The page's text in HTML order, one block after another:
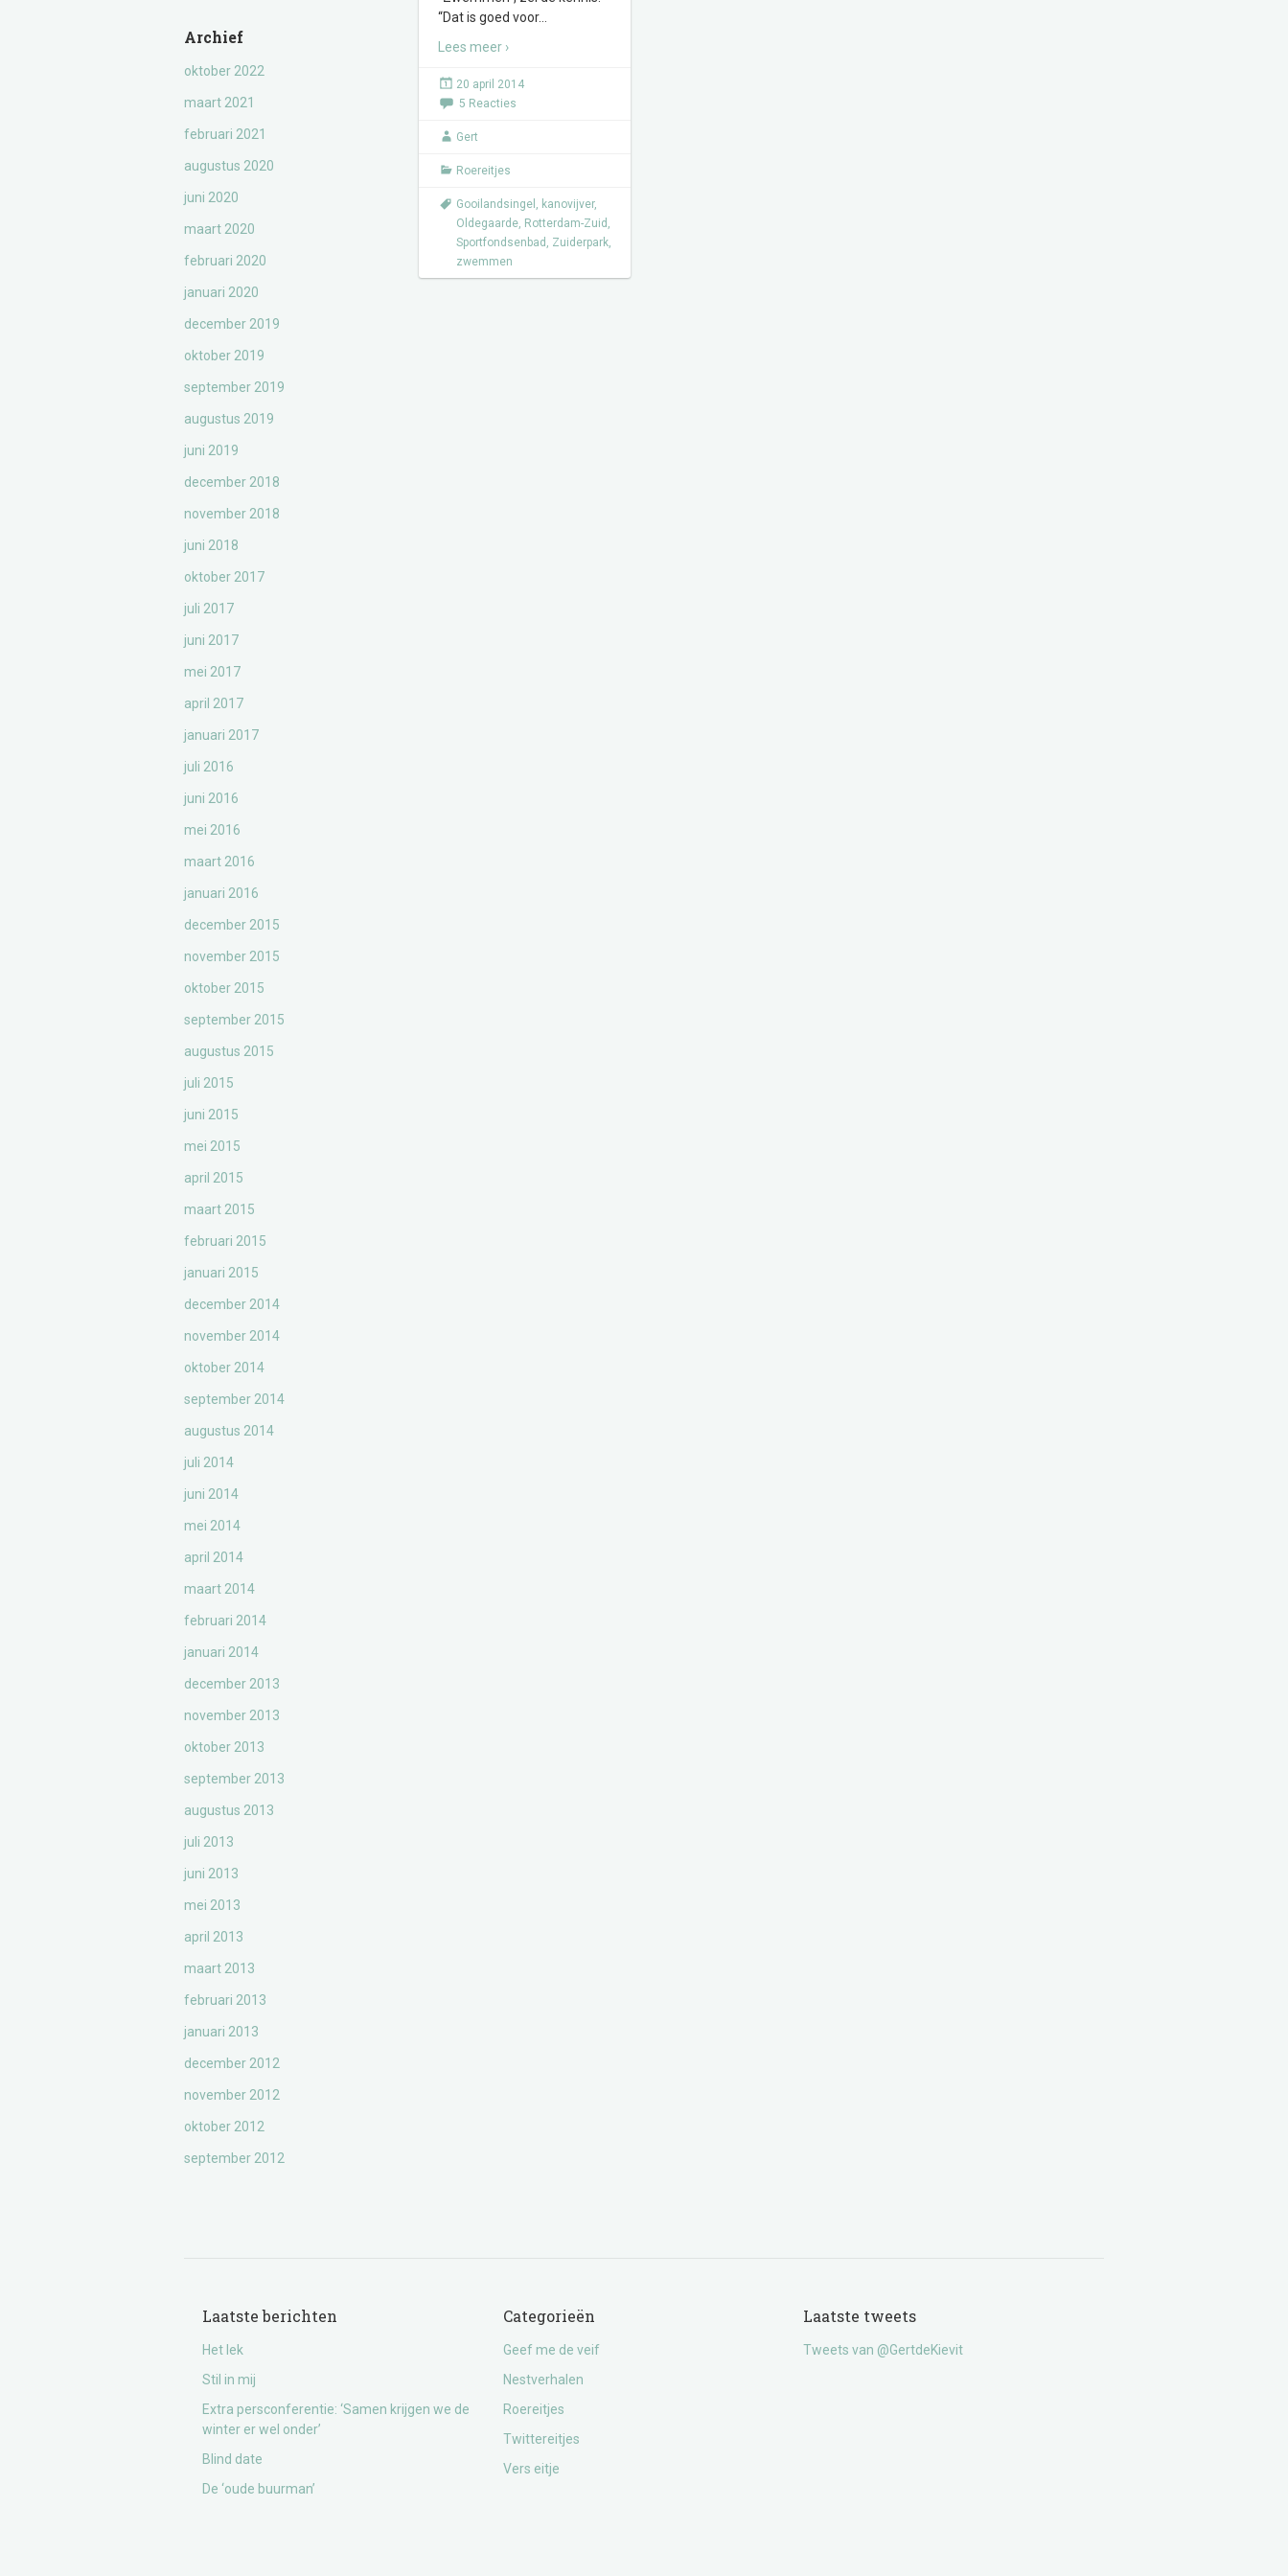
Archief
oktober 2022
maart 2021
februari 2021
augustus 2020
juni 2020
maart 2020
februari 2020
januari 2020
december 2019
oktober 2019
september 2019
augustus 2019
juni 2019
december 2018
november 2018
juni 2018
oktober 2017
juli 2017
juni 2017
mei 2017
april 2017
januari 2017
juli 2016
juni 2016
mei 2016
maart 2016
januari 2016
december 2015
november 2015
oktober 2015
september 2015
augustus 2015
juli 2015
juni 2015
mei 2015
april 2015
maart 2015
februari 2015
januari 2015
december 2014
november 2014
oktober 2014
september 2014
augustus 2014
juli 2014
juni 2014
mei 2014
april 2014
maart 2014
februari 2014
januari 2014
december 2013
november 2013
oktober 2013
september 2013
augustus 2013
juli 2013
juni 2013
mei 2013
april 2013
maart 2013
februari 2013
januari 2013
december 2012
november 2012
oktober 2012
september 2012
“Dat is goed voor…
Lees meer ›
20 april 2014
5 Reacties
Gert
Roereitjes
Gooilandsingel , kanovijver,
Oldegaarde, Rotterdam-Zuid ,
Sportfondsenbad , Zuiderpark,
zwemmen
Laatste berichten
Het lek
Stil in mij
Extra persconferentie: ‘Samen krijgen we de
winter er wel onder’
Blind date
De ‘oude buurman’
Categorieën
Geef me de veif
Nestverhalen
Roereitjes
Twittereitjes
Vers eitje
Laatste tweets
Tweets van @GertdeKievit